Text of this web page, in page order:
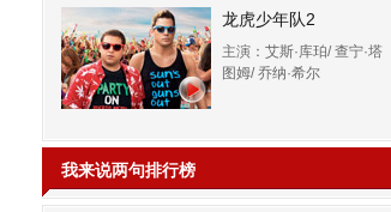
龙虎少年队2
主演：艾斯·库珀/ 查宁·塔
图姆/ 乔纳·希尔
我来说两句排行榜